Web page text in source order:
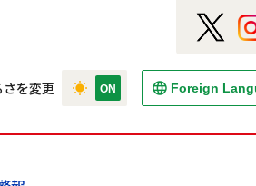
さを変更 Foreign